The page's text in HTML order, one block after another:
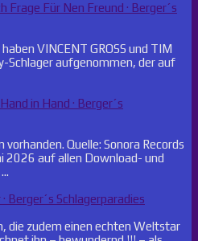
Frage Für Nen Freund · Berger´s
VINCENT GROSS und TIM
Schlager aufgenommen, der auf
in Hand · Berger´s
Quelle: Sonora Records
2026 auf allen Download- und
Berger´s Schlagerparadies
die zudem einen echten Weltstar